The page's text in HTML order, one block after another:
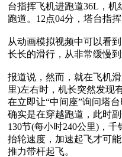
台指挥飞机进跑道36L，
跑道。12点04分，塔台指
从动画模拟视频中可以看
长长的滑行，从非常缓慢
报道说，然而，就在飞机
里)左右时，机长突然发现
在立即让“中间座”询问塔
确实是在穿越跑道，此时
130节(每小时240公里)，
抬轮速度，加速起飞才可
推力带杆起飞。